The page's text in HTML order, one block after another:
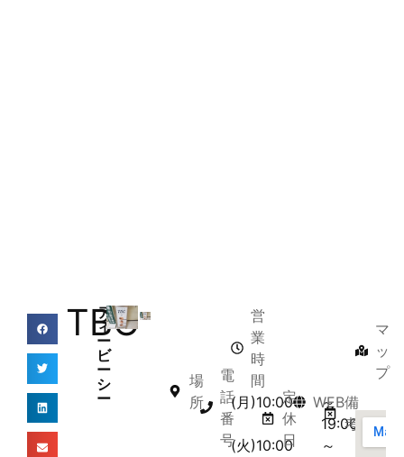
TBC
テ
ィ
ー
ビ
ー
シ
ー
場
所
電
話
番
号
営
業
時
間
(月)10:00
～
19:00
(火)10:00
～
定
休
日
WEB備
考
マ
ッ
プ